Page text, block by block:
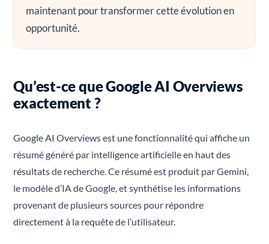
maintenant pour transformer cette évolution en
opportunité.
Qu’est-ce que Google AI Overviews
exactement ?
Google AI Overviews est une fonctionnalité qui affiche un
résumé généré par intelligence artificielle en haut des
résultats de recherche. Ce résumé est produit par Gemini,
le modèle d’IA de Google, et synthétise les informations
provenant de plusieurs sources pour répondre
directement à la requête de l’utilisateur.